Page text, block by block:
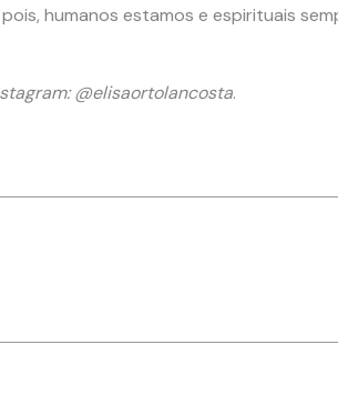
humanos estamos e espirituais
@elisaortolancosta.